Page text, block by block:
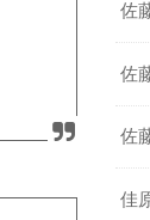
佐
佐
佐
佳